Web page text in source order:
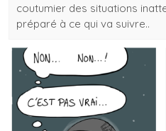
coutumier des situations
préparé à ce qui va suivre..